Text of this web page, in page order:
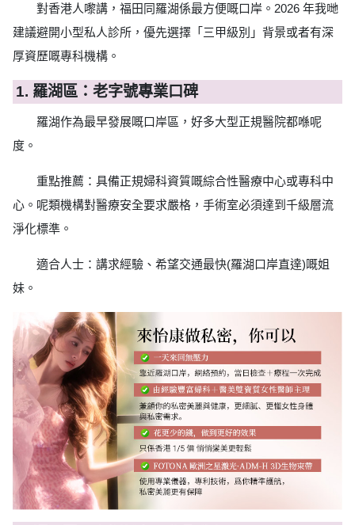
對香港人嚟講，福田同羅湖係最方便嘅口岸。2026 年我哋
建議避開小型私人診所，優先選擇「三甲級別」背景或者有深
厚資歷嘅專科機構。
1. 羅湖區：老字號專業口碑
羅湖作為最早發展嘅口岸區，好多大型正規醫院都喺呢
度。
重點推薦：具備正規婦科資質嘅綜合性醫療中心或專科中
心。呢類機構對醫療安全要求嚴格，手術室必須達到千級層流
淨化標準。
適合人士：講求經驗、希望交通最快(羅湖口岸直達)嘅姐
妹。